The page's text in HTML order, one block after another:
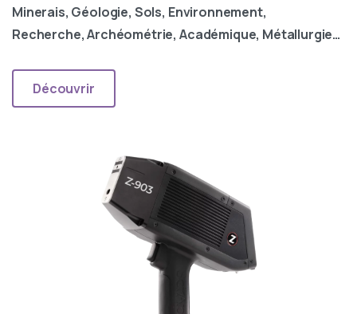
Minerais, Géologie, Sols, Environnement,
Recherche, Archéométrie, Académique, Métallurgie…
Découvrir